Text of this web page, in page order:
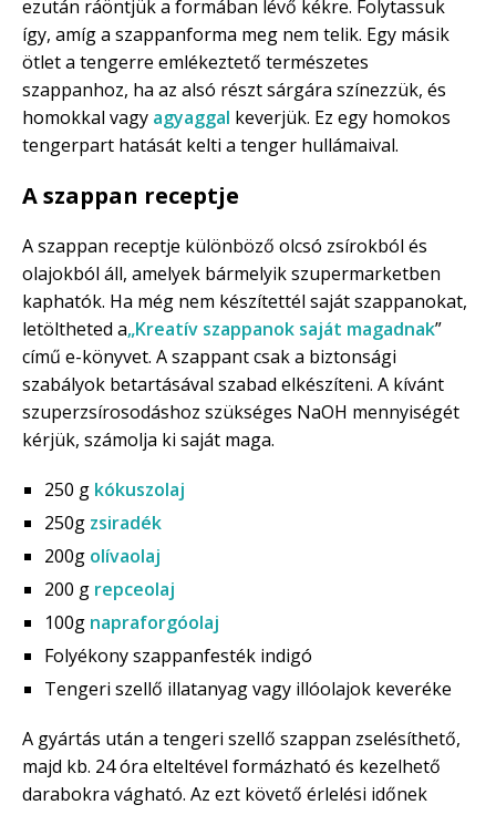
ezután ráöntjük a formában lévő kékre. Folytassuk
így, amíg a szappanforma meg nem telik. Egy másik
ötlet a tengerre emlékeztető természetes
szappanhoz, ha az alsó részt sárgára színezzük, és
homokkal vagy agyaggal keverjük. Ez egy homokos
tengerpart hatását kelti a tenger hullámaival.
A szappan receptje
A szappan receptje különböző olcsó zsírokból és
olajokból áll, amelyek bármelyik szupermarketben
kaphatók. Ha még nem készítettél saját szappanokat,
letöltheted a„Kreatív szappanok saját magadnak”
című e-könyvet. A szappant csak a biztonsági
szabályok betartásával szabad elkészíteni. A kívánt
szuperzsírosodáshoz szükséges NaOH mennyiségét
kérjük, számolja ki saját maga.
250 g kókuszolaj
250g zsiradék
200g olívaolaj
200 g repceolaj
100g napraforgóolaj
Folyékony szappanfesték indigó
Tengeri szellő illatanyag vagy illóolajok keveréke
A gyártás után a tengeri szellő szappan zselésíthető,
majd kb. 24 óra elteltével formázható és kezelhető
darabokra vágható. Az ezt követő érlelési időnek